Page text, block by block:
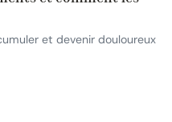
et devenir douloureux